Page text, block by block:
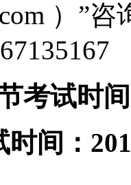
）”咨
考试时
时间：